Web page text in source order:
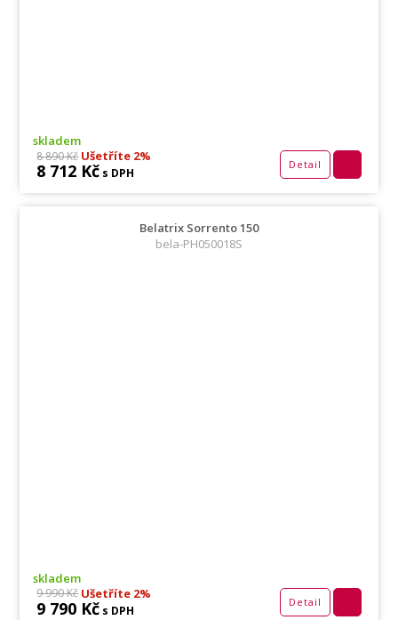
skladem
8 890 KčUšetříte 2%
8 712 Kč s DPH
Detail
Belatrix Sorrento 150
bela-PH050018S
skladem
9 990 KčUšetříte 2%
9 790 Kč s DPH
Detail